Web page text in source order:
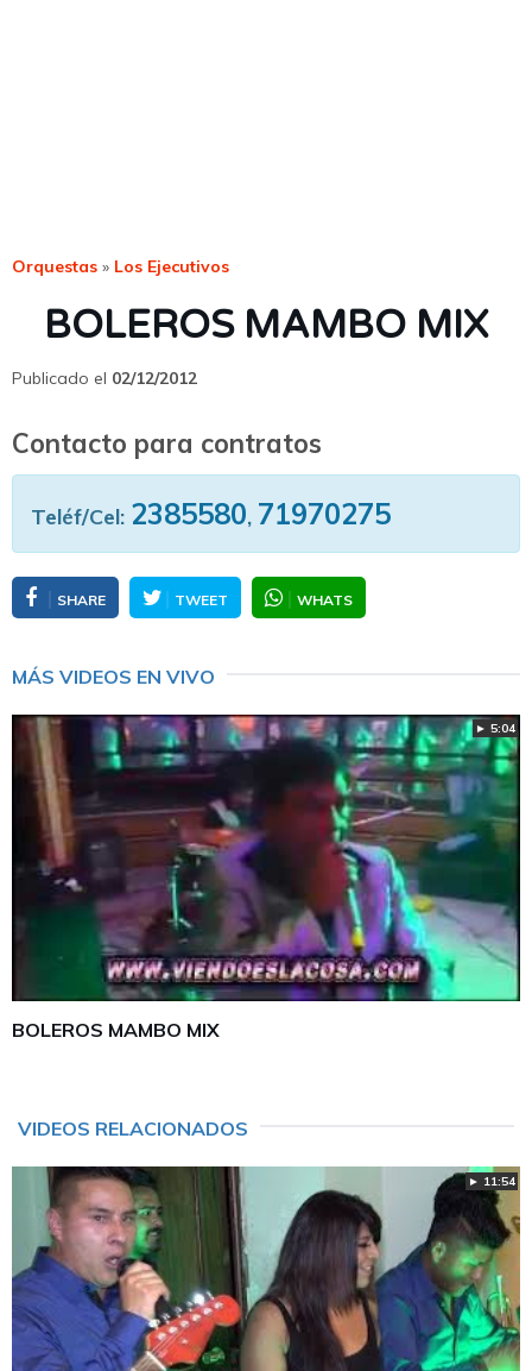
Orquestas » Los Ejecutivos
BOLEROS MAMBO MIX
Publicado el 02/12/2012
Contacto para contratos
Teléf/Cel: 2385580, 71970275
SHARE TWEET WHATS
MÁS VIDEOS EN VIVO
► 5:04
BOLEROS MAMBO MIX
VIDEOS RELACIONADOS
► 11:54